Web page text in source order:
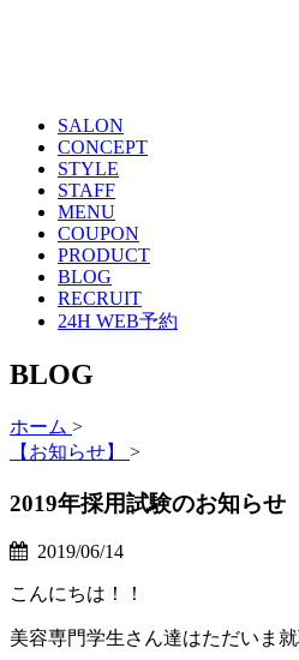
SALON
CONCEPT
STYLE
STAFF
MENU
COUPON
PRODUCT
BLOG
RECRUIT
24H WEB予約
BLOG
ホーム >
【お知らせ】
>
2019年採用試験のお知らせ
2019/06/14
こんにちは！！
美容専門学生さん達はただいま